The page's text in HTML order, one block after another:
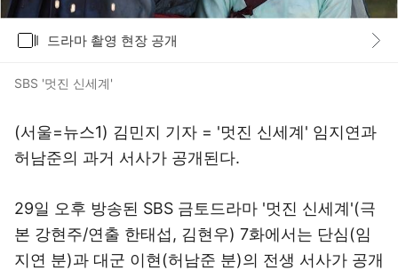
드라마 촬영 현장 공개
SBS '멋진 신세계'
(서울=뉴스1) 김민지 기자 = '멋진 신세계' 임지연과
허남준의 과거 서사가 공개된다.
29일 오후 방송된 SBS 금토드라마 '멋진 신세계'(극
본 강현주/연출 한태섭, 김현우) 7화에서는 단심(임
지연 분)과 대군 이현(허남준 분)의 전생 서사가 공개